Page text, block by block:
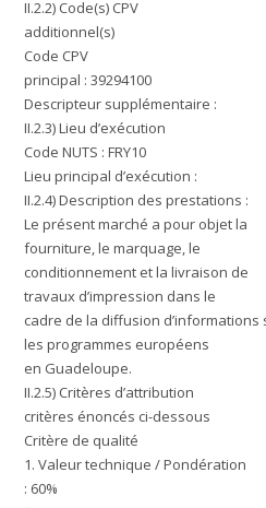
II.2.2) Code(s) CPV
additionnel(s)
Code CPV
principal : 39294100
Descripteur supplémentaire :
II.2.3) Lieu d’exécution
Code NUTS : FRY10
Lieu principal d’exécution :
II.2.4) Description des prestations :
Le présent marché a pour objet la
fourniture, le marquage, le
conditionnement et la livraison de
travaux d’impression dans le
cadre de la diffusion d’informations
les programmes européens
en Guadeloupe.
II.2.5) Critères d’attribution
critères énoncés ci-dessous
Critère de qualité
1. Valeur technique / Pondération
: 60%